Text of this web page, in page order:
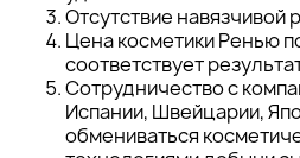
Отсутствие
Цена косметики Ренью
соответствует
Сотрудничество с
Испании, Швейцарии,
обмениваться